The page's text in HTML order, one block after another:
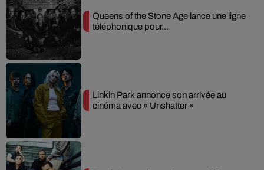
Queens of the Stone Age lance une ligne
téléphonique pour...
Linkin Park annonce son arrivée au
cinéma avec « Unshatter »